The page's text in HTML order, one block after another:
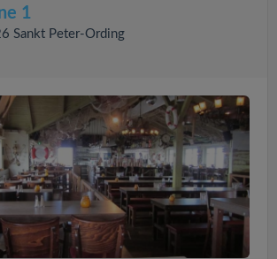
1
Sankt Peter-Ording